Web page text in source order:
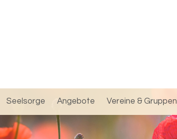
Seelsorge Angebote Vereine & Gruppen